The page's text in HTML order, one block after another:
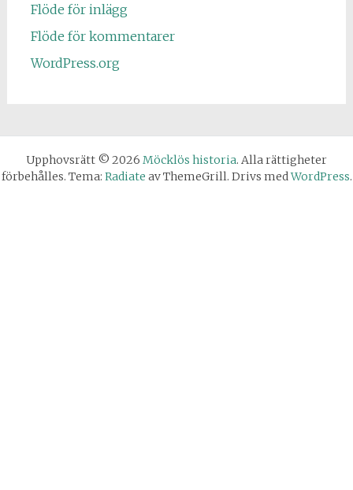
Flöde för inlägg
Flöde för kommentarer
WordPress.org
Upphovsrätt © 2026 Möcklös historia. Alla rättigheter
förbehålles. Tema: Radiate av ThemeGrill. Drivs medWordPress.